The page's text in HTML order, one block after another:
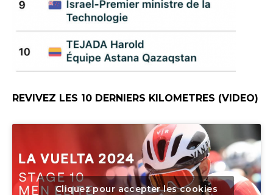
REVIVEZ LES 10 DERNIERS KILOMETRES (VIDEO)
Cliquez pour accepter les cookies